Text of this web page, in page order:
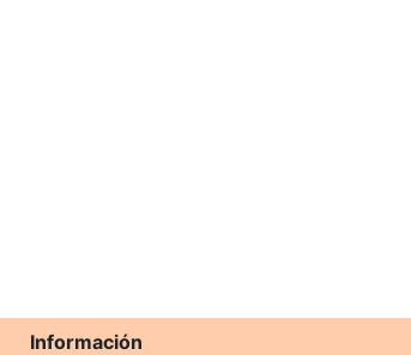
Información